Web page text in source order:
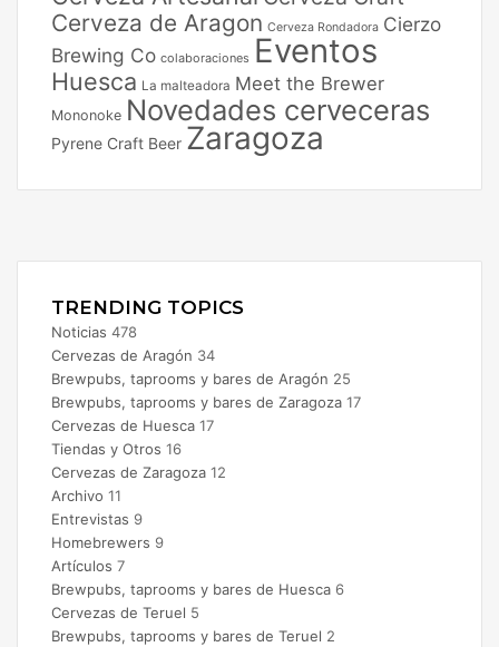
Cerveza de Aragon Cerveza Rondadora Cierzo
Brewing Co colaboraciones Eventos
Huesca La malteadora Meet the Brewer
Mononoke Novedades cerveceras
Pyrene Craft Beer Zaragoza
TRENDING TOPICS
Noticias 478
Cervezas de Aragón 34
Brewpubs, taprooms y bares de Aragón 25
Brewpubs, taprooms y bares de Zaragoza 17
Cervezas de Huesca 17
Tiendas y Otros 16
Cervezas de Zaragoza 12
Archivo 11
Entrevistas 9
Homebrewers 9
Artículos 7
Brewpubs, taprooms y bares de Huesca 6
Cervezas de Teruel 5
Brewpubs, taprooms y bares de Teruel 2